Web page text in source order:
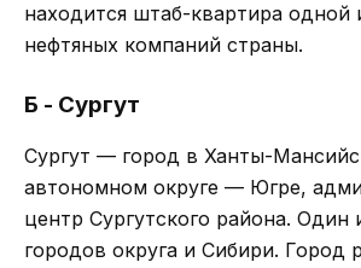
находится штаб-квартира одной
нефтяных компаний страны.
Б - Сургут
Сургут — город в Ханты-
автономном округе — Югре,
центр Сургутского района. Один
городов округа и Сибири. Город